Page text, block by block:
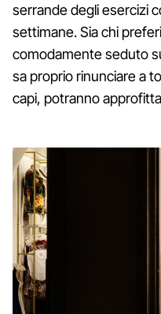
serrande degli esercizi
settimane. Sia chi
comodamente seduto
sa proprio rinunciare a
capi, potranno